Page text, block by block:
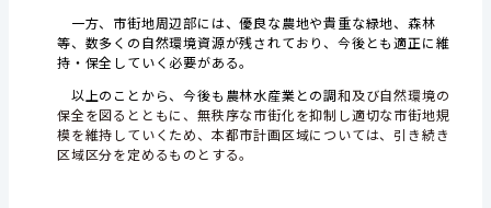
一方、市街地周辺部には、優良な農地や貴重な緑地、森林
等、数多くの自然環境資源が残されており、今後とも適正に維
持・保全していく必要がある。
以上のことから、今後も農林水産業との調和及び自然環境の
保全を図るとともに、無秩序な市街化を抑制し適切な市街地規
模を維持していくため、本都市計画区域については、引き続き
区域区分を定めるものとする。